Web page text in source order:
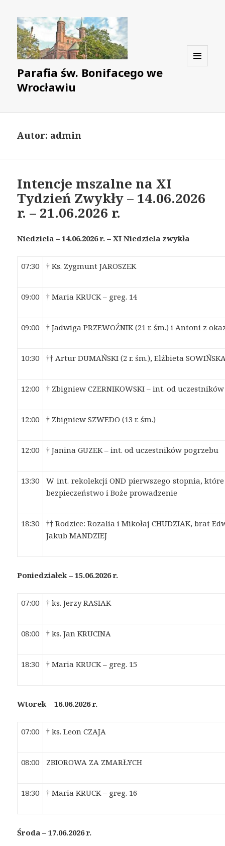
Parafia św. Bonifacego we
Wrocławiu
Autor: admin
Intencje mszalne na XI
Tydzień Zwykły – 14.06.2026
r. – 21.06.2026 r.
Niedziela – 14.06.2026 r. –XI Niedziela zwykła
07:30 † Ks. Zygmunt JAROSZEK
09:00 † Maria KRUCK – greg. 14
09:00 † Jadwiga PRZEWOŹNIK (21 r. śm.) i Antoni z
10:30 †† Artur DUMAŃSKI (2 r. śm.), Elżbieta
12:00 † Zbigniew CZERNIKOWSKI – int. od
12:00 † Zbigniew SZWEDO (13 r. śm.)
12:00 † Janina GUZEK – int. od uczestników pogrzebu
13:30
W int. rekolekcji OND pierwszego stopnia,
bezpieczeństwo i Boże prowadzenie
18:30
†† Rodzice: Rozalia i Mikołaj CHUDZIAK, brat
Jakub MANDZIEJ
Poniedziałek – 15.06.2026 r.
07:00 † ks. Jerzy RASIAK
08:00 † ks. Jan KRUCINA
18:30 † Maria KRUCK – greg. 15
Wtorek – 16.06.2026 r.
07:00 † ks. Leon CZAJA
08:00 ZBIOROWA ZA ZMARŁYCH
18:30 † Maria KRUCK – greg. 16
Środa – 17.06.2026 r.